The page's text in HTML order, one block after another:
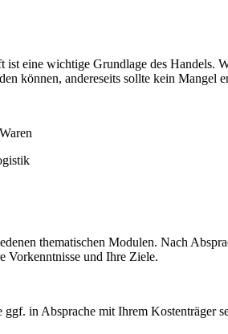
eine wichtige Grundlage des Handels.
können, andereseits sollte kein
thematischen Modulen. Nach
Vorkenntnisse und Ihre Ziele.
in Absprache mit Ihrem Kostenträger